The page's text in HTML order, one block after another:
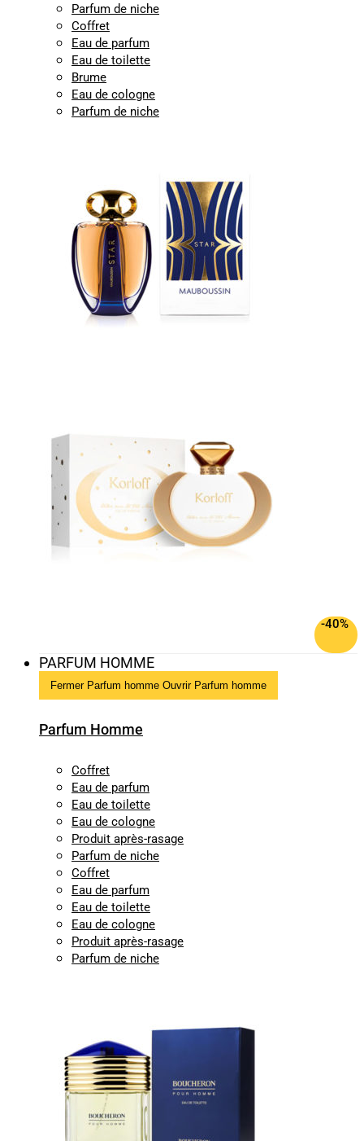
Parfum de niche
Coffret
Eau de parfum
Eau de toilette
Brume
Eau de cologne
Parfum de niche
-40%
PARFUM HOMME
Fermer Parfum homme Ouvrir Parfum homme
Parfum Homme
Coffret
Eau de parfum
Eau de toilette
Eau de cologne
Produit après-rasage
Parfum de niche
Coffret
Eau de parfum
Eau de toilette
Eau de cologne
Produit après-rasage
Parfum de niche